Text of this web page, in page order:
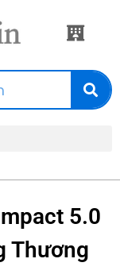
5.0
Thương